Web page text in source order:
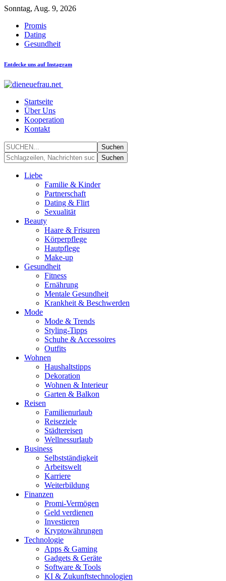
Sonntag, Aug. 9, 2026
Promis
Dating
Gesundheit
Entdecke uns auf Instagram
Startseite
Über Uns
Kooperation
Kontakt
Liebe
Familie & Kinder
Partnerschaft
Dating & Flirt
Sexualität
Beauty
Haare & Frisuren
Körperpflege
Hautpflege
Make-up
Gesundheit
Fitness
Ernährung
Mentale Gesundheit
Krankheit & Beschwerden
Mode
Mode & Trends
Styling-Tipps
Schuhe & Accessoires
Outfits
Wohnen
Haushaltstipps
Dekoration
Wohnen & Interieur
Garten & Balkon
Reisen
Familienurlaub
Reiseziele
Städtereisen
Wellnessurlaub
Business
Selbstständigkeit
Arbeitswelt
Karriere
Weiterbildung
Finanzen
Promi-Vermögen
Geld verdienen
Investieren
Kryptowährungen
Technologie
Apps & Gaming
Gadgets & Geräte
Software & Tools
KI & Zukunftstechnologien